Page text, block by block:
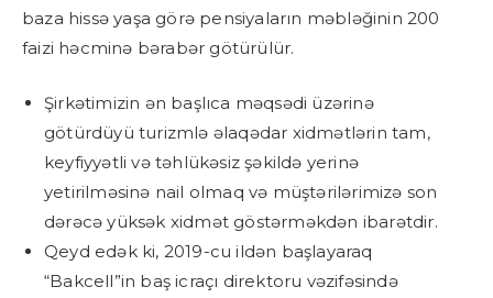
baza hissə yaşa görə pensiyaların məbləğinin 200
faizi həcminə bərabər götürülür.
Şirkətimizin ən başlıca məqsədi üzərinə
götürdüyü turizmlə əlaqədar xidmətlərin tam,
keyfiyyətli və təhlükəsiz şəkildə yerinə
yetirilməsinə nail olmaq və müştərilərimizə son
dərəcə yüksək xidmət göstərməkdən ibarətdir.
Qeyd edək ki, 2019-cu ildən başlayaraq
“Bakcell”in baş icraçı direktoru vəzifəsində